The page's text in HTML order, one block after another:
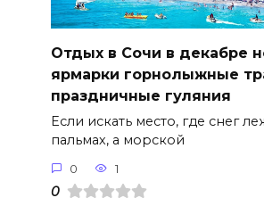
Отдых в Сочи в декабре
ярмарки горнолыжные
праздничные гуляния
Если искать место, где снег
пальмах, а морской
0 1
0